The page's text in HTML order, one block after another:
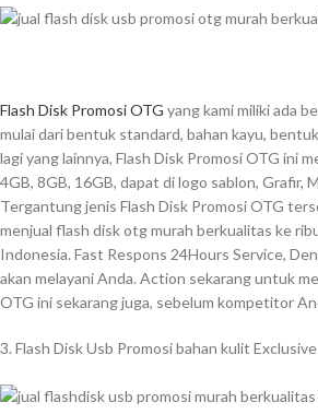
Flash Disk Promosi OTG yang kami miliki ada
mulai dari bentuk standard, bahan kayu,
lagi yang lainnya, Flash Disk Promosi OTG ini
4GB, 8GB, 16GB, dapat di logo sablon, Grafir,
Tergantung jenis Flash Disk Promosi OTG
menjual flash disk otg murah berkualitas ke
Indonesia. Fast Respons 24Hours Service,
akan melayani Anda. Action sekarang untuk
OTG ini sekarang juga, sebelum kompetitor
3. Flash Disk Usb Promosi bahan kulit Exclusive